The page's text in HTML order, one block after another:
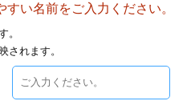
い名前をご入力ください。
。
されます。